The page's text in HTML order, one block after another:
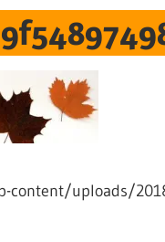
uploads/